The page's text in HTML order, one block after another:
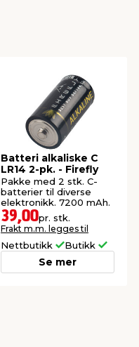
Batteri alkaliske C
LR14 2-pk. - Firefly
Pakke med 2 stk. C-
batterier til diverse
elektronikk. 7200 mAh.
39,00pr. stk.
Frakt m.m. legges til
Nettbutikk Butikk
Se mer